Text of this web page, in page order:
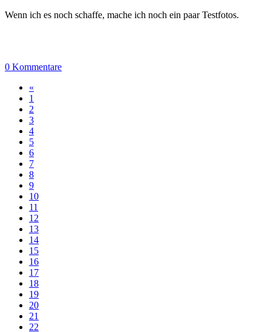
Wenn ich es noch schaffe, mache ich noch ein paar Testfotos.
0 Kommentare
«
1
2
3
4
5
6
7
8
9
10
11
12
13
14
15
16
17
18
19
20
21
22